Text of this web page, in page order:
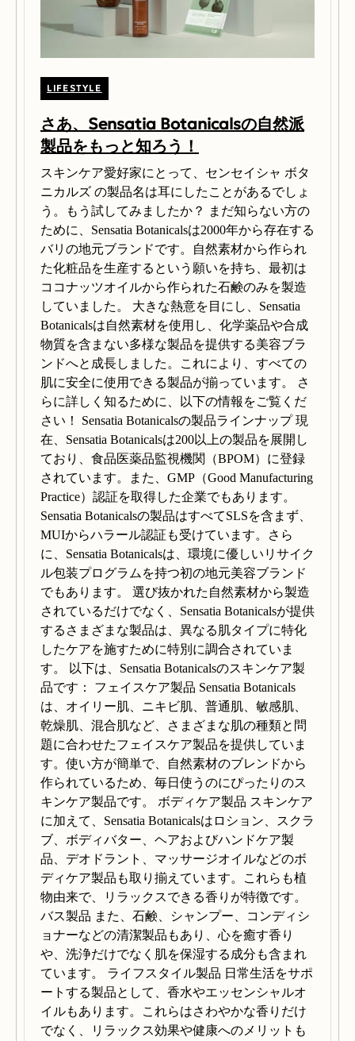
LIFESTYLE
さあ、Sensatia Botanicalsの自然派
製品をもっと知ろう！
スキンケア愛好家にとって、センセイシャ ボタ
ニカルズ の製品名は耳にしたことがあるでしょ
う。もう試してみましたか？ まだ知らない方の
ために、Sensatia Botanicalsは2000年から存在する
バリの地元ブランドです。自然素材から作られ
た化粧品を生産するという願いを持ち、最初は
ココナッツオイルから作られた石鹸のみを製造
していました。 大きな熱意を目にし、Sensatia
Botanicalsは自然素材を使用し、化学薬品や合成
物質を含まない多様な製品を提供する美容ブラ
ンドへと成長しました。これにより、すべての
肌に安全に使用できる製品が揃っています。 さ
らに詳しく知るために、以下の情報をご覧くだ
さい！ Sensatia Botanicalsの製品ラインナップ 現
在、Sensatia Botanicalsは200以上の製品を展開し
ており、食品医薬品監視機関（BPOM）に登録
されています。また、GMP（Good Manufacturing
Practice）認証を取得した企業でもあります。
Sensatia Botanicalsの製品はすべてSLSを含まず、
MUIからハラール認証も受けています。さら
に、Sensatia Botanicalsは、環境に優しいリサイク
ル包装プログラムを持つ初の地元美容ブランド
でもあります。 選び抜かれた自然素材から製造
されているだけでなく、Sensatia Botanicalsが提供
するさまざまな製品は、異なる肌タイプに特化
したケアを施すために特別に調合されていま
す。 以下は、Sensatia Botanicalsのスキンケア製
品です： フェイスケア製品 Sensatia Botanicals
は、オイリー肌、ニキビ肌、普通肌、敏感肌、
乾燥肌、混合肌など、さまざまな肌の種類と問
題に合わせたフェイスケア製品を提供していま
す。使い方が簡単で、自然素材のブレンドから
作られているため、毎日使うのにぴったりのス
キンケア製品です。 ボディケア製品 スキンケア
に加えて、Sensatia Botanicalsはロション、スクラ
ブ、ボディバター、ヘアおよびハンドケア製
品、デオドラント、マッサージオイルなどのボ
ディケア製品も取り揃えています。これらも植
物由来で、リラックスできる香りが特徴です。
バス製品 また、石鹸、シャンプー、コンディシ
ョナーなどの清潔製品もあり、心を癒す香り
や、洗浄だけでなく肌を保湿する成分も含まれ
ています。 ライフスタイル製品 日常生活をサポ
ートする製品として、香水やエッセンシャルオ
イルもあります。これらはさわやかな香りだけ
でなく、リラックス効果や健康へのメリットも